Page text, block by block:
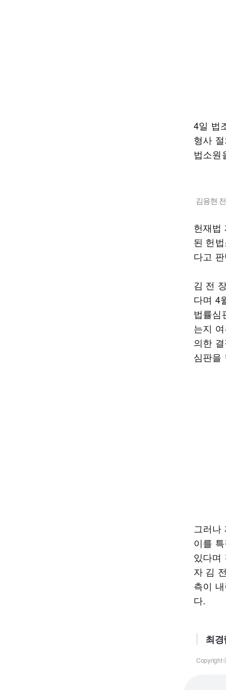
4일 법
형사
법소원
김용현
헌재법
된 헌
다고
김 전
다며 4
법률심
는지
의한
심판을
그러나
이를
있다며
자 김
측이
다.
최
Copyright